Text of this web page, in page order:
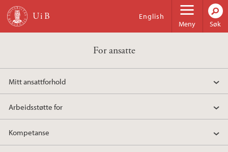
Hopp til hovedinnhold
Meny
English
Søk
For ansatte
Mitt ansattforhold
Arbeidsstøtte for
Kompetanse